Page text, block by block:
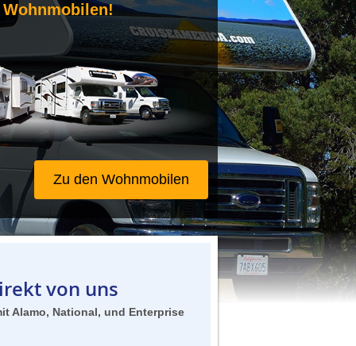
Zu den Mietwagen
von uns
Alamo, National, und Enterprise